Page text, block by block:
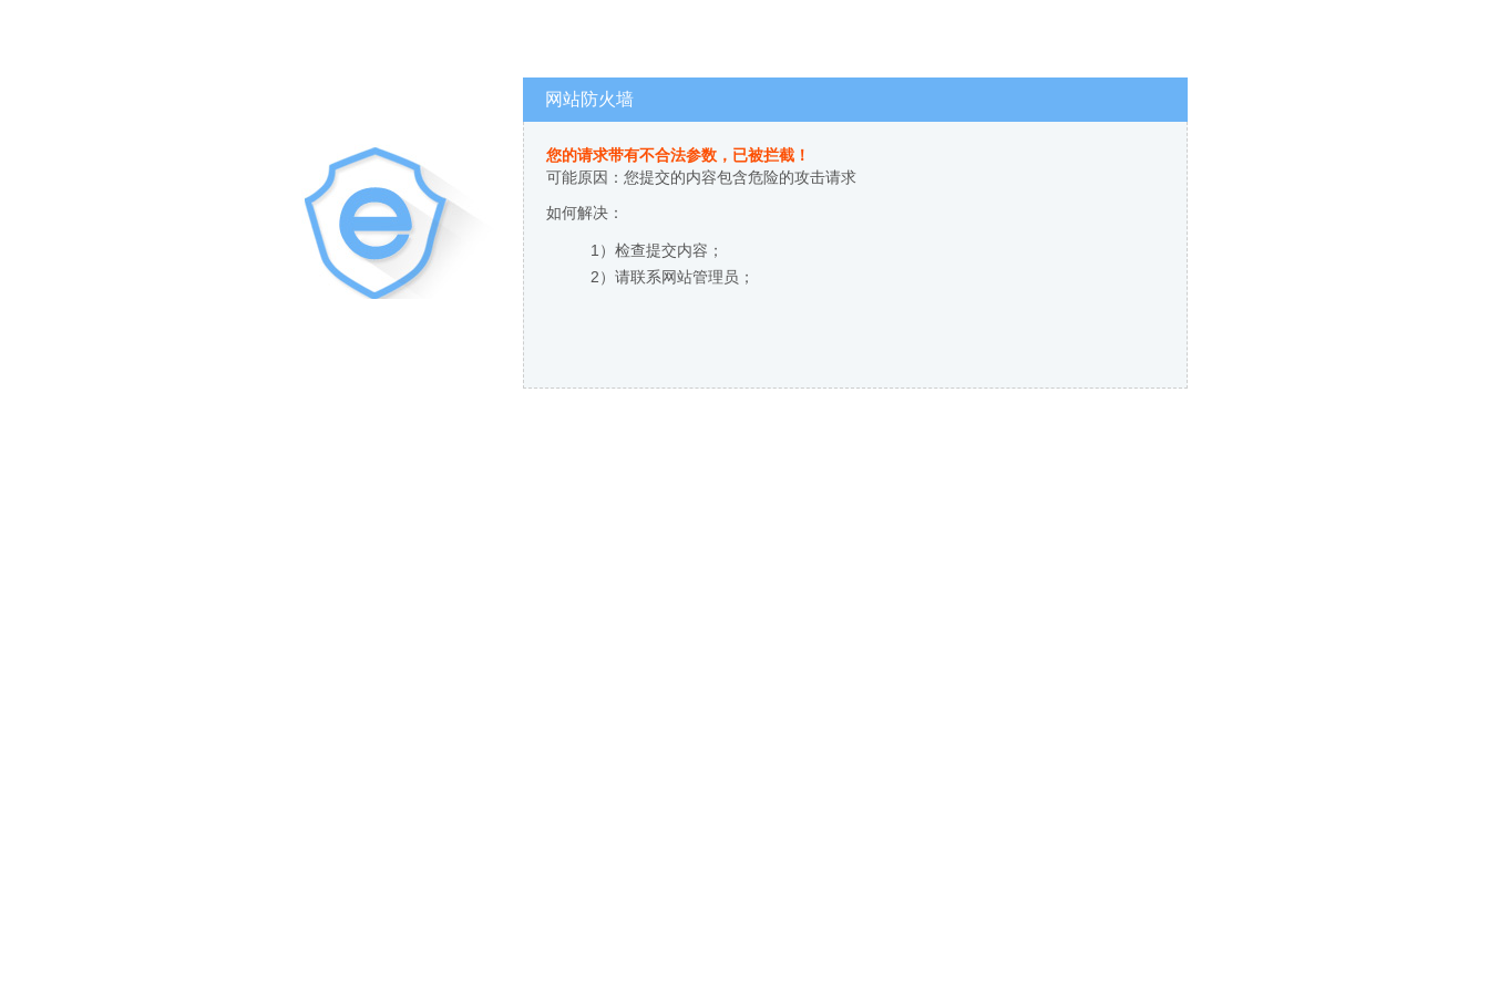
网站防火墙
您的请求带有不合法参数，已被拦截！
可能原因：您提交的内容包含危险的攻击请求
如何解决：
1）检查提交内容；
2）请联系网站管理员；